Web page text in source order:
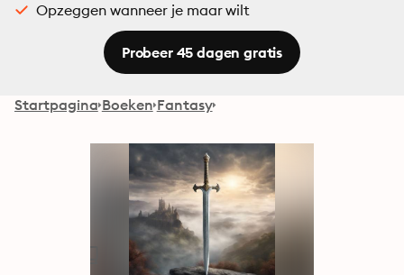
Opzeggen wanneer je maar wilt
Probeer 45 dagen gratis
Startpagina Boeken Fantasy